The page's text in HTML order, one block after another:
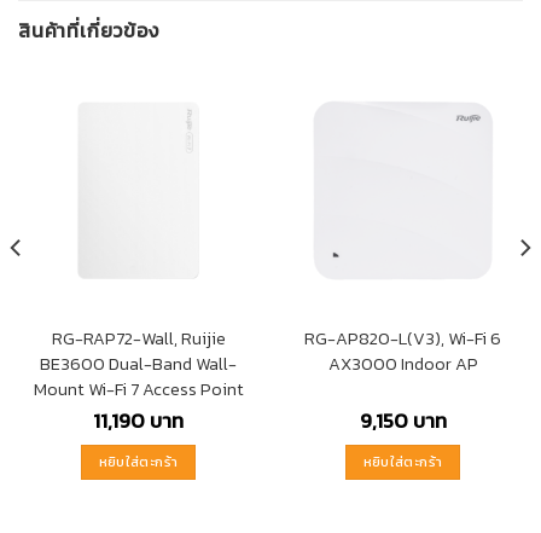
สินค้าที่เกี่ยวข้อง
RG-RAP72-Wall, Ruijie
BE3600 Dual-Band Wall-
Mount Wi-Fi 7 Access Point
11,190บาท
หยิบใส่ตะกร้า
RG-AP820-L(V3), Wi-Fi 6
AX3000 Indoor AP
9,150บาท
หยิบใส่ตะกร้า